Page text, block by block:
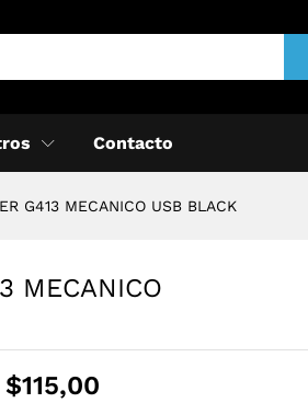
Contacto
G413 MECANICO USB BLACK
MECANICO
$115,00